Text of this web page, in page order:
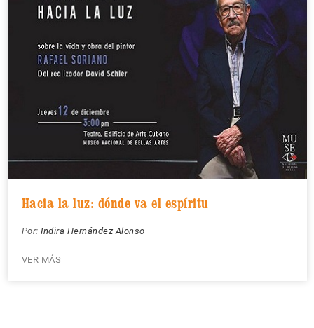
Hacia la luz: dónde va el espíritu
Por: Indira Hernández Alonso
VER MÁS